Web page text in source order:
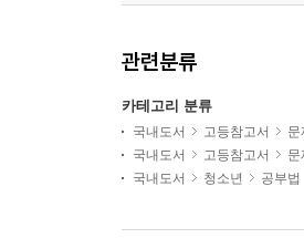
관련분류
카테고리 분류
국내도서 고등참고서 문
국내도서
고등참고서
문
국내도서
청소년 공부법